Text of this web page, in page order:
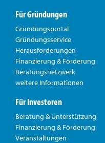
Für Gründungen
Gründungsportal
Gründungsservice
Herausforderungen
Finanzierung & Förderung
Beratungsnetzwerk
weitere Informationen
Für Investoren
Beratung & Unterstützung
Finanzierung & Förderung
Veranstaltungen